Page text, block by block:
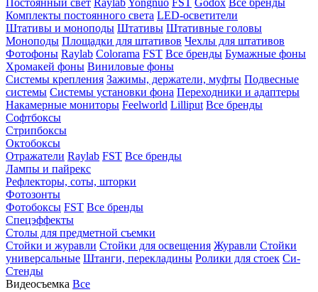
Постоянный свет RaylabYongnuo FST Godox Все бренды
Комплекты постоянного света LED-осветители
Штативы и моноподы Штативы Штативные головы
Моноподы Площадки для штативов Чехлы для штативов
Фотофоны Raylab Colorama FST Все бренды Бумажные фоны
Хромакей фоны Виниловые фоны
Системы крепления Зажимы, держатели, муфты Подвесные
системы Системы установки фона Переходники и адаптеры
Накамерные мониторы Feelworld Lilliput Все бренды
Софтбоксы
Стрипбоксы
Октобоксы
Отражатели Raylab FST Все бренды
Лампы и пайрекс
Рефлекторы, соты, шторки
Фотозонты
Фотобоксы FST Все бренды
Спецэффекты
Столы для предметной съемки
Стойки и журавли Стойки для освещения Журавли Стойки
универсальные Штанги, перекладины Ролики для стоек Си-
Стенды
Видеосъемка Все